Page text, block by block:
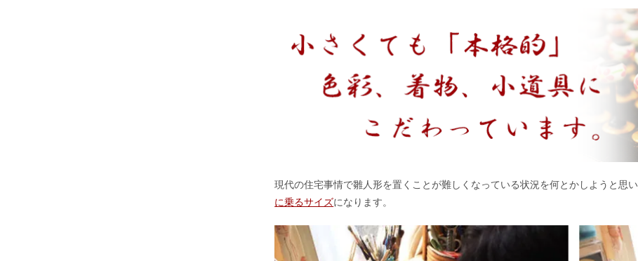
現代の住宅事情で雛人形を置くことが難しくなっている状況を何とかしようと思い
に乗るサイズになります。